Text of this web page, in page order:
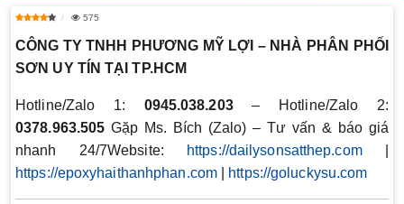
575
CÔNG TY TNHH PHƯƠNG MỸ LỢI – NHÀ PHÂN PHỐI
SƠN UY TÍN TẠI TP.HCM
Hotline/Zalo 1: 0945.038.203– Hotline/Zalo 2:
0378.963.505 Gặp Ms. Bích (Zalo) – Tư vấn & báo giá
nhanh 24/7Website:
https://dailysonsatthep.com|
https://epoxyhaithanhphan.com| https://goluckysu.com